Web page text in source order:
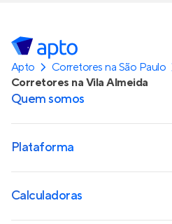
Apto
Corretores na São Paulo
Corretores na Vila Almeida
Quem somos
Plataforma
Calculadoras